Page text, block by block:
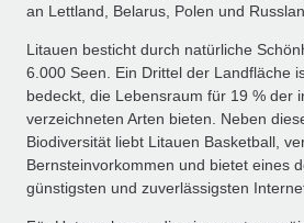
an Lettland, Belarus, Polen und
Litauen besticht durch natürliche
6.000 Seen. Ein Drittel der Landfläche
bedeckt, die Lebensraum für 19 % der
verzeichneten Arten bieten. Neben
Biodiversität liebt Litauen Basketball,
Bernsteinvorkommen und bietet eines
günstigsten und zuverlässigsten